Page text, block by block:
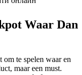
Waar Dan
te spelen waar en
maar een must.